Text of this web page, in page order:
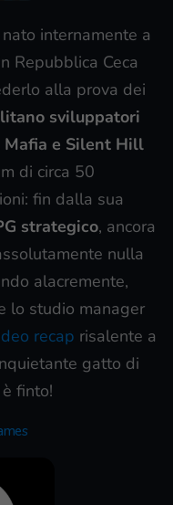
internamente a
Repubblica Ceca
alla prova dei
sviluppatori
Mafia e Silent Hill
di circa 50
fin dalla sua
strategico, ancora
nulla
alacremente,
lo studio manager
recap risalente a
gatto di
finto!